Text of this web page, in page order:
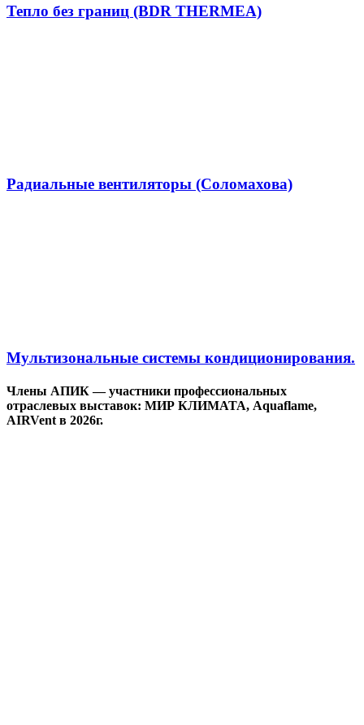
Тепло без границ (BDR THERMEA)
Радиальные вентиляторы (Соломахова)
Мультизональные системы кондиционирования.
Члены АПИК — участники профессиональных
отраслевых выставок: МИР КЛИМАТА, Aquaflame,
AIRVent в 2026г.